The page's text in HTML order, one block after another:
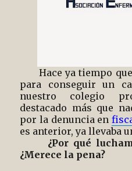
Hace ya tiempo que
para conseguir un
nuestro colegio
destacado más que
por la denuncia en
es anterior, ya llevaba
¿Por qué
¿Merece la pena?